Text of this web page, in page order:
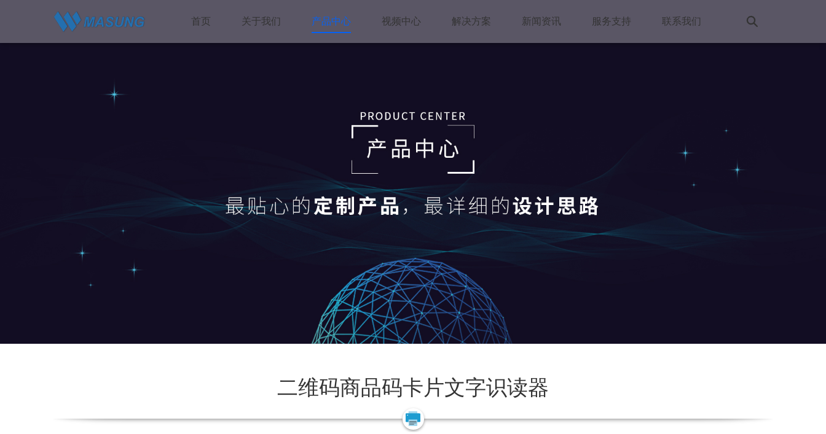
首页 关于我们 产品中心 视频中心 解决方案 新闻资讯 服务支持 联系我们
二维码商品码卡片文字识读器